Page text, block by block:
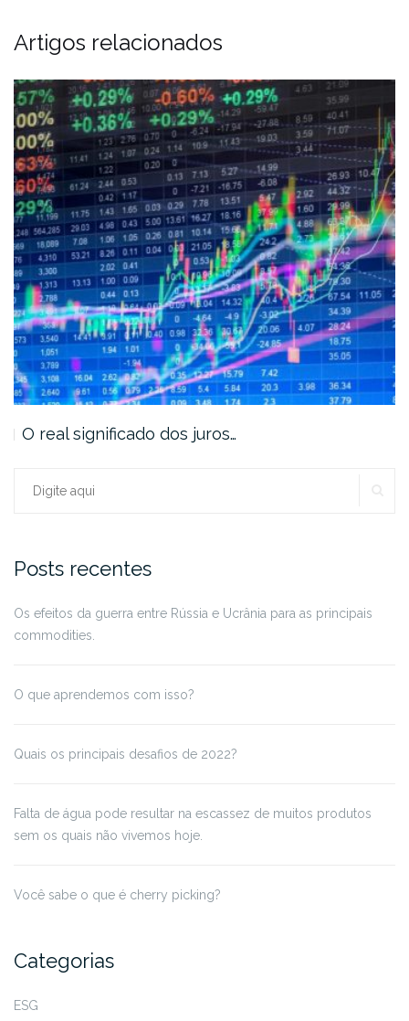
Artigos relacionados
O real significado dos juros…
Procurar:
Posts recentes
Os efeitos da guerra entre Rússia e Ucrânia para as principais
commodities.
O que aprendemos com isso?
Quais os principais desafios de 2022?
Falta de água pode resultar na escassez de muitos produtos
sem os quais não vivemos hoje.
Você sabe o que é cherry picking?
Categorias
ESG